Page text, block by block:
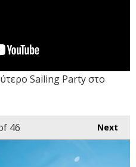
Sailing Party στο
Next
46